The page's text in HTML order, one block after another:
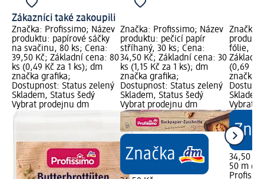
Zákazníci také zakoupili
Značka: Profissimo; Název
produktu: papírové sáčky
na svačinu, 80 ks; Cena:
39,50 Kč; Základní cena: 80
ks (0,49 Kč za 1 ks); dm
značka grafika;
Dostupnost: Status zelený
Skladem, Status šedý
Vybrat prodejnu dm
Značka: Profissimo; Název
produktu: pečicí papír
stříhaný, 30 ks; Cena:
34,50 Kč; Základní cena: 30
ks (1,15 Kč za 1 ks); dm
značka grafika;
Dostupnost: Status zelený
Skladem, Status šedý
Vybrat prodejnu dm
Značka:
fólie, 50
(0,69 Kč
značka
Vybrat
34,50 Kč
50 m